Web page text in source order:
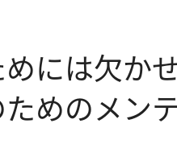
めには欠
めのメン